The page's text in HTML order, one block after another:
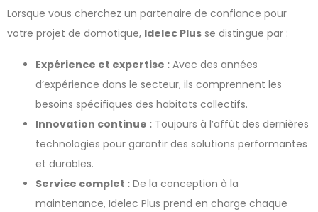
Lorsque vous cherchez un partenaire de confiance pour
votre projet de domotique, Idelec Plus se distingue par :
Expérience et expertise : Avec des années
d’expérience dans le secteur, ils comprennent les
besoins spécifiques des habitats collectifs.
Innovation continue : Toujours à l’affût des dernières
technologies pour garantir des solutions performantes
et durables.
Service complet : De la conception à la
maintenance, Idelec Plus prend en charge chaque